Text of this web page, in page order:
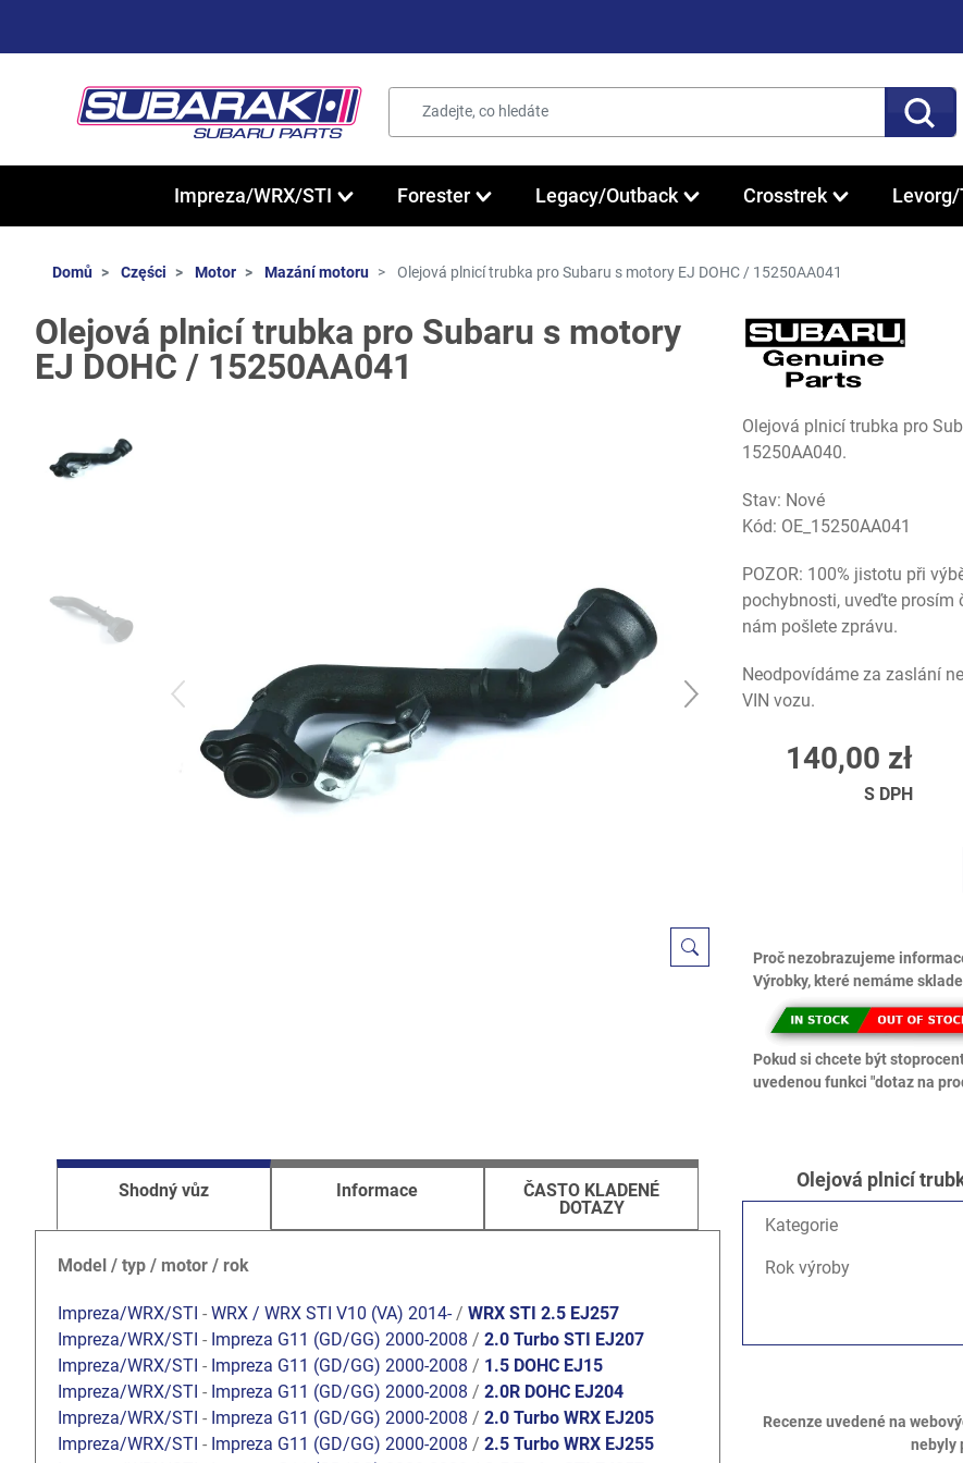
Impreza/WRX/STI Forester Legacy/Outback Crosstrek
Domů Części Motor Mazání motoru Olejová plnicí trubka pro Subaru s motory EJ DOHC / 15250AA041
Olejová plnicí trubka pro Subaru s motory
EJ DOHC / 15250AA041
Olejová plnicí trubka pro
15250AA040.
Stav: Nové
Kód: OE_15250AA041
POZOR: 100% jistotu při
pochybnosti, uveďte prosím
nám pošlete zprávu.
Neodpovídáme za zaslání
VIN vozu.
140,00 zł
S DPH
Proč nezobrazujeme
Výrobky, které nemáme
Pokud si chcete být
uvedenou funkci "dotaz na
Shodný vůz Informace
ČASTO KLADENÉ
DOTAZY
Model / typ / motor / rok
Impreza/WRX/STI - WRX / WRX STI V10 (VA) 2014-/ WRX STI 2.5 EJ257
Impreza/WRX/STI - Impreza G11 (GD/GG) 2000-2008 / 2.0 Turbo STI EJ207
Impreza/WRX/STI - Impreza G11 (GD/GG) 2000-2008 / 1.5 DOHC EJ15
Impreza/WRX/STI - Impreza G11 (GD/GG) 2000-2008 / 2.0R DOHC EJ204
Impreza/WRX/STI - Impreza G11 (GD/GG) 2000-2008 / 2.0 Turbo WRX EJ205
Impreza/WRX/STI - Impreza G11 (GD/GG) 2000-2008 / 2.5 Turbo WRX EJ255
Olejová plnicí
Kategorie
Rok výroby
Recenze uvedené na
nebyly